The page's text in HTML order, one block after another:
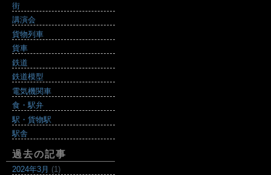
街
講演会
貨物列車
貨車
鉄道
鉄道模型
電気機関車
食・駅弁
駅・貨物駅
駅舎
過去の記事
2024年3月 (1)